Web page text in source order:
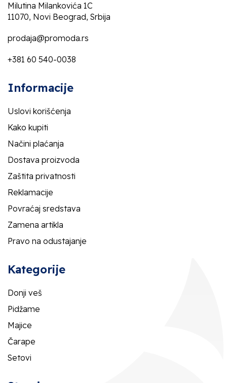
Milutina Milankovića 1C
11070, Novi Beograd, Srbija
prodaja@promoda.rs
+381 60 540-0038
Informacije
Uslovi korišćenja
Kako kupiti
Načini plaćanja
Dostava proizvoda
Zaštita privatnosti
Reklamacije
Povraćaj sredstava
Zamena artikla
Pravo na odustajanje
Kategorije
Donji veš
Pidžame
Majice
Čarape
Setovi